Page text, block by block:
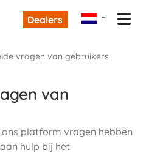
Dealers
vragen van gebruikers
van
platform vragen hebben
hulp bij het